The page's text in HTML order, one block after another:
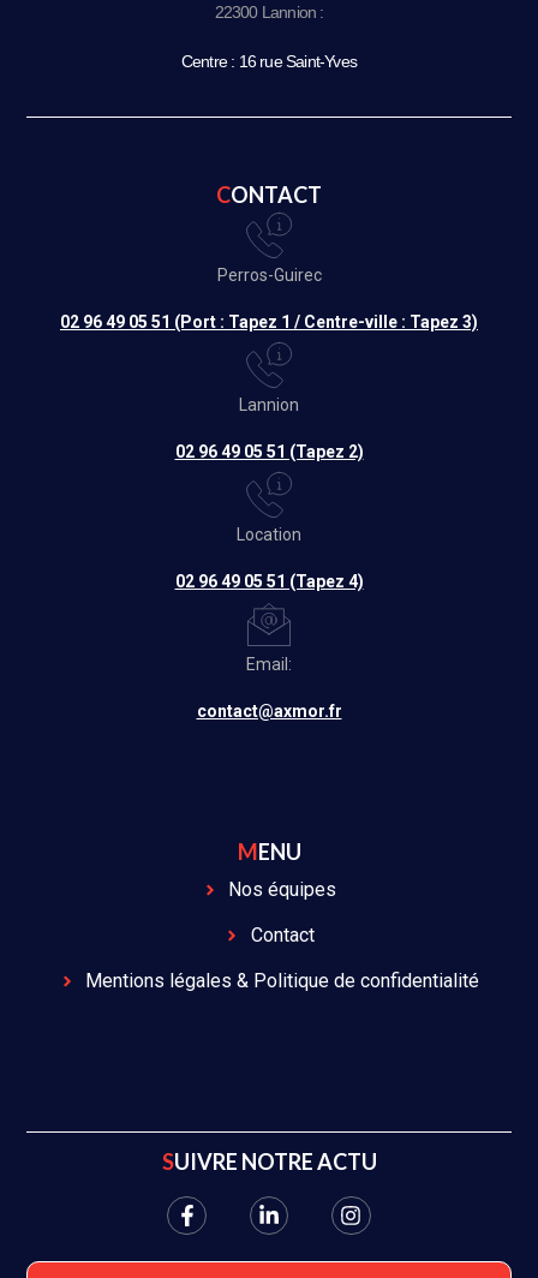
22300 Lannion :
Centre : 16 rue Saint-Yves
CONTACT
Perros-Guirec
02 96 49 05 51 (Port : Tapez 1 / Centre-ville : Tapez 3)
Lannion
02 96 49 05 51 (Tapez 2)
Location
02 96 49 05 51 (Tapez 4)
Email:
contact@axmor.fr
MENU
Nos équipes
Contact
Mentions légales & Politique de confidentialité
SUIVRE NOTRE ACTU